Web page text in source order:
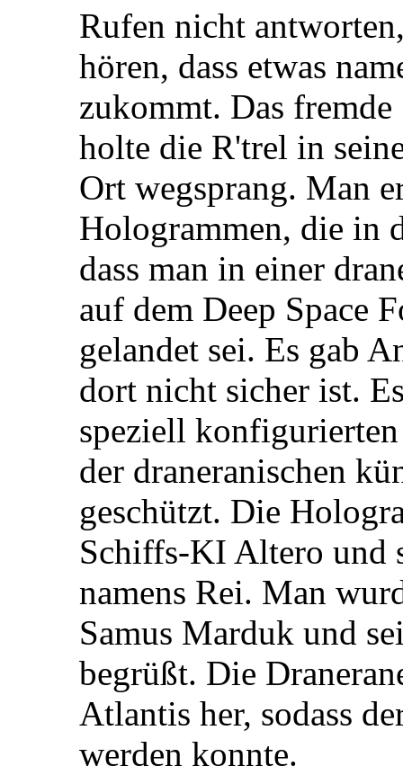
Rufen nicht
hören, dass etwas
zukommt. Das
holte die R'trel in
Ort wegsprang. Man
Hologrammen, die in
dass man in einer
auf dem Deep Space
gelandet sei. Es gab
dort nicht sicher ist.
speziell
der draneranischen
geschützt. Die
Schiffs-KI Altero und
namens Rei. Man
Samus Marduk und
begrüßt. Die
Atlantis her, sodass
werden konnte.